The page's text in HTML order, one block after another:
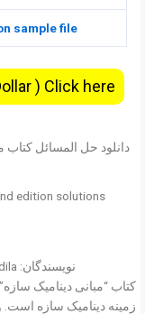
sample file
) Click here
دانلود حل المسائل کتاب
edition solutions
نویسندگان: Roy R. Craig Jr. & Andrew J. Kurdila
کتاب “مبانی دینامیک
زمینه دینامیک سازه